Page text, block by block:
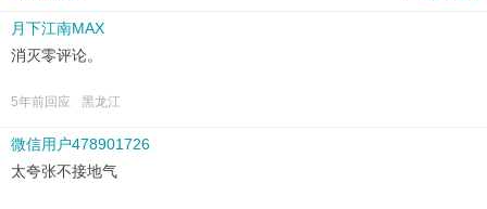
月下江南MAX
消灭零评论。
5年前回应 黑龙江
微信用户478901726
太夸张不接地气